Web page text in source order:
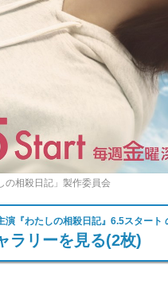
の相殺日記」製作委員会
演『わたしの相殺日記』6.5スタート
ラリーを見る(2枚)